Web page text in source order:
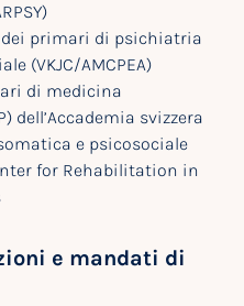
dei primari di psichiatria
(VKJC/AMCPEA)
di medicina
dell’Accademia svizzera
e psicosociale
for Rehabilitation in
e mandati di